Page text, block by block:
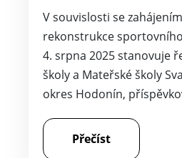
4. srpna 2025 stanovuje
školy a Mateřské školy
okres Hodonín,
Přečíst